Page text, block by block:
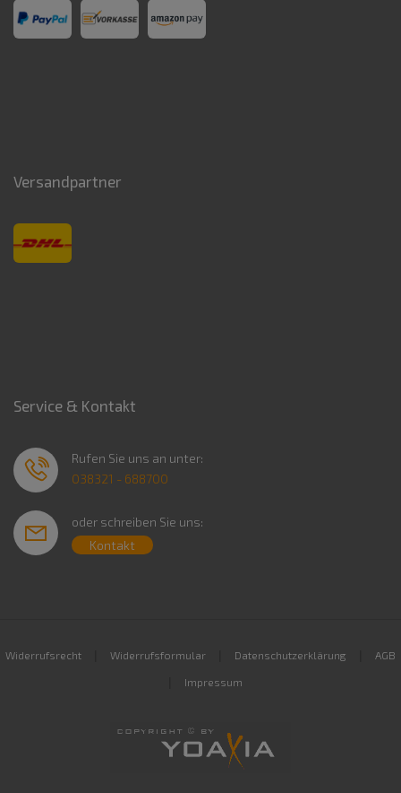
Versandpartner
Service & Kontakt
Rufen Sie uns an unter:
038321 - 688700
oder schreiben Sie uns:
Kontakt
Widerrufsrecht Widerrufsformular Datenschutzerklärung AGB
Impressum